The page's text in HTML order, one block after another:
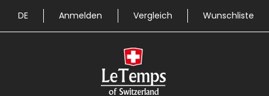
DE Anmelden Vergleich Wunschliste